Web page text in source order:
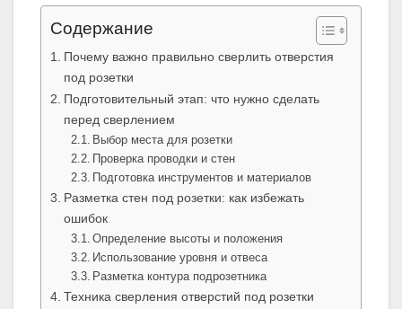
Содержание
Почему важно правильно сверлить отверстия
под розетки
Подготовительный этап: что нужно сделать
перед сверлением
Выбор места для розетки
Проверка проводки и стен
Подготовка инструментов и материалов
Разметка стен под розетки: как избежать
ошибок
Определение высоты и положения
Использование уровня и отвеса
Разметка контура подрозетника
Техника сверления отверстий под розетки